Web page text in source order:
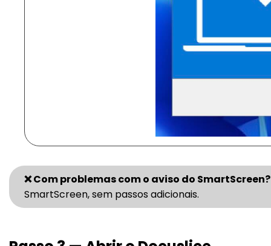
❌ Com problemas com o aviso do SmartScreen?
SmartScreen, sem passos adicionais.